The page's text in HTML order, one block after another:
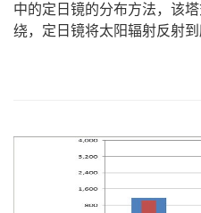
中的定日镜的分布方法，该
绕，定日镜将太阳辐射反射